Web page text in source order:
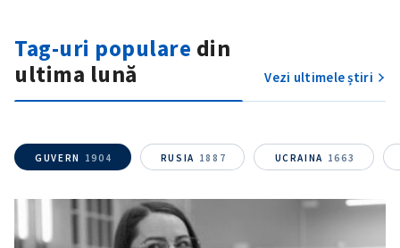
Tag-uri populare din
ultima lună
Vezi ultimele știri
GUVERN 1904 RUSIA 1887 UCRAINA 1663